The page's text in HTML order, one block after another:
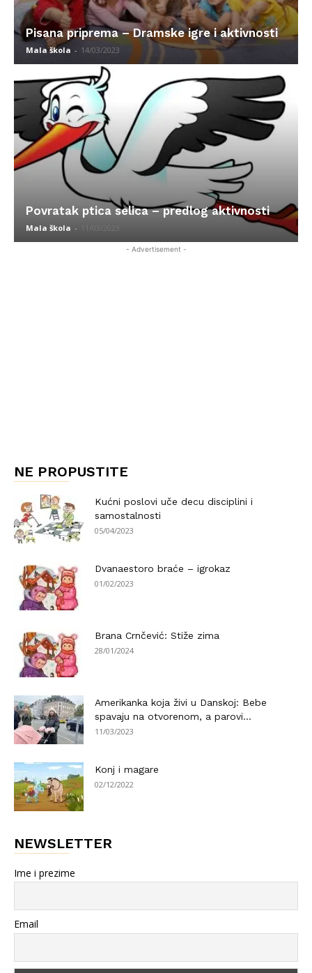
Pisana priprema – Dramske igre i aktivnosti
Mala škola - 14/03/2023
Povratak ptica selica – predlog aktivnosti
Mala škola - 11/03/2023
- Advertisement -
NE PROPUSTITE
Kućni poslovi uče decu disciplini i
samostalnosti
05/04/2023
Dvanaestoro braće – igrokaz
01/02/2023
Brana Crnčević: Stiže zima
28/01/2024
Amerikanka koja živi u Danskoj: Bebe
spavaju na otvorenom, a parovi...
11/03/2023
Konj i magare
02/12/2022
NEWSLETTER
Ime i prezime
Email